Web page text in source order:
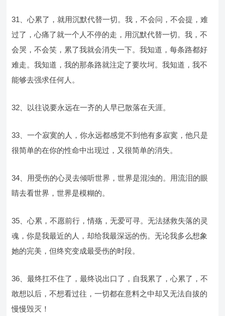
31、心累了，就用沉默代替一切。我，不会问，不会提，难
过了，心痛了就一个人不停的走，用沉默代替一切。我，不
会哭，不会笑，累了我就会消失一下。我知道，每条路都好
难走。我知道，我的那条路就注定了要坎坷。我知道，我不
能够去强求任何人。
32、以往说要永远在一齐的人早已散落在天涯。
33、一个寂寞的人，你永远都感觉不到他有多寂寞，他只是
很简单的在你的性命中出现过，又很简单的消失。
34、用受伤的心灵去倾听世界，世界是混浊的。用流泪的眼
睛去看世界，世界是模糊的。
35、心累，不愿前行，情殇，无爱可寻。无法拯救失落的灵
魂，你是我最近的人，却给我最深远的伤。无论我多么想象
她的完美，但终究变成最受伤的时段。
36、最终扛不住了，最终说出口了，自我累了，心累了，不
敢想以后，不想看过往，一切都在意料之中却又无法自拔的
慢慢毁灭！